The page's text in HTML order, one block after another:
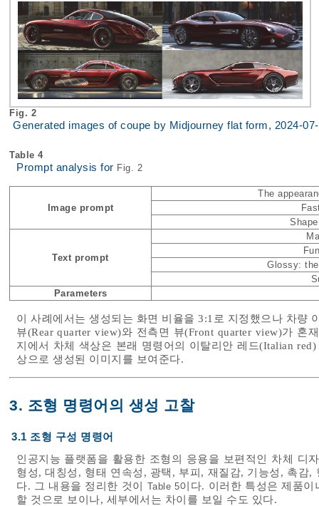
Fig. 2
Generated images of coupe by Midjourney flat form, 2024-
Table 4
Prompt analysis for Fig. 2
Image prompt
The
Text prompt
Glossy:
Parameters
이 사례에서는 생성되는 화면 비율을 3:1로 지정했으나 차량
뷰(Rear quarter view)와 전측면 뷰(Front quarter view)가 혼
지에서 차체 색상은 본래 명령어의 이탈리안 레드(Italian
상으로 생성된 이미지를 보여준다.
3. 조형 명령어의 생성 고찰
3.1 조형 구성 명령어
인공지능 플랫폼을 활용한 조형의 응용을 보편적인 차체 디
형성, 대칭성, 형태 연속성, 광택, 부피, 재질감, 기능성, 촉감
다. 그 내용을 정리한 것이 Table 5이다. 이러한 특성은 제품
할 것으로 보이나, 세부에서는 차이를 보일 수도 있다.